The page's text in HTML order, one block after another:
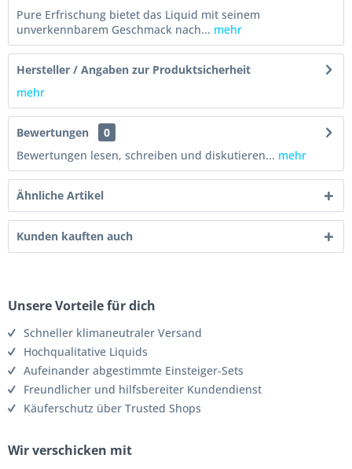
Pure Erfrischung bietet das Liquid mit seinem
unverkennbarem Geschmack nach... mehr
Hersteller / Angaben zur Produktsicherheit
mehr
Bewertungen
0
Bewertungen lesen, schreiben und diskutieren... mehr
Ähnliche Artikel
Kunden kauften auch
Unsere Vorteile für dich
Schneller klimaneutraler Versand
Hochqualitative Liquids
Aufeinander abgestimmte Einsteiger-Sets
Freundlicher und hilfsbereiter Kundendienst
Käuferschutz über Trusted Shops
Wir verschicken mit